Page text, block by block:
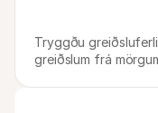
Tryggðu
greiðslum frá